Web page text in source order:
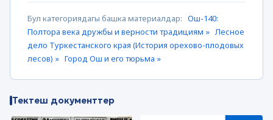
Бул категориядагы башка материалдар: Ош-140:
Полтора века дружбы и верности традициям » Лесное
дело Туркестанского края (История орехово-плодовых
лесов) » Город Ош и его тюрьма »
Тектеш документтер